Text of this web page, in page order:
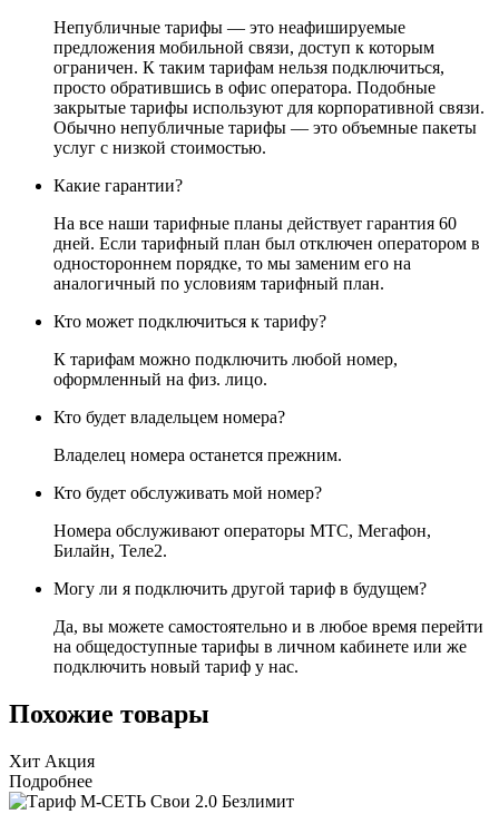
Непубличные тарифы — это неафишируемые
предложения мобильной связи, доступ к которым
ограничен. К таким тарифам нельзя подключиться,
просто обратившись в офис оператора. Подобные
закрытые тарифы используют для корпоративной связи.
Обычно непубличные тарифы — это объемные пакеты
услуг с низкой стоимостью.
Какие гарантии?
На все наши тарифные планы действует гарантия 60
дней. Если тарифный план был отключен оператором в
одностороннем порядке, то мы заменим его на
аналогичный по условиям тарифный план.
Кто может подключиться к тарифу?
К тарифам можно подключить любой номер,
оформленный на физ. лицо.
Кто будет владельцем номера?
Владелец номера останется прежним.
Кто будет обслуживать мой номер?
Номера обслуживают операторы МТС, Мегафон,
Билайн, Теле2.
Могу ли я подключить другой тариф в будущем?
Да, вы можете самостоятельно и в любое время перейти
на общедоступные тарифы в личном кабинете или же
подключить новый тариф у нас.
Похожие товары
Хит Акция
Подробнее